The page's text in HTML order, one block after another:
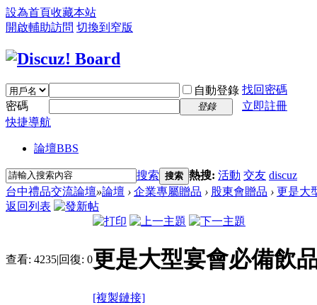
設為首頁收藏本站
開啟輔助訪問 切換到窄版
自動登錄 找回密碼
密碼
登錄
立即註冊
快捷導航
論壇BBS
搜索 搜索 熱搜: 活動 交友 discuz
台中禮品交流論壇»論壇 › 企業專屬贈品 › 股東會贈品 › 更是大
返回列表
查看: 4235|回復: 0更是大型宴會必備飲
[複製鏈接]